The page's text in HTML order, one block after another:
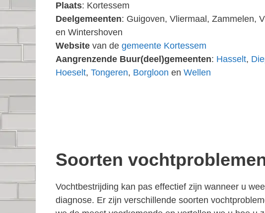
Plaats: Kortessem
Deelgemeenten: Guigoven, Vliermaal, Zammelen,
en Wintershoven
Website van de gemeente Kortessem
Aangrenzende Buur(deel)gemeenten: Hasselt,
Hoeselt, Tongeren, Borgloon en Wellen
Soorten
Vochtbestrijding kan pas effectief zijn wanneer u
diagnose. Er zijn verschillende soorten